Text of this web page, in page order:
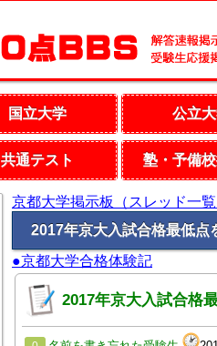
国立大学 公立
共通テスト 塾・予備
京都大学掲示板（スレッド一覧
2017年京大入試合格最低点
●京都大学合格体験記
2017年京大入試合格